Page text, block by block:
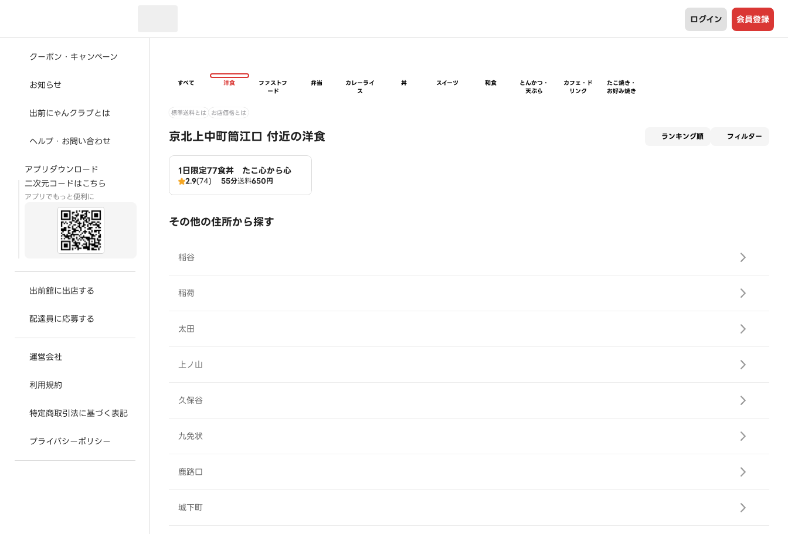
ログイン 会員登録
クーポン・キャンペーン
お知らせ
出前にゃんクラブとは
ヘルプ・お問い合わせ
アプリダウンロード
二次元コードはこちら
アプリでもっと便利に
出前館に出店する
配達員に応募する
運営会社
利用規約
特定商取引法に基づく表記
プライバシーポリシー
すべて 洋食
ファストフ
ード
弁当
カレーライ
ス
丼 スイーツ 和食
とんかつ・
天ぷら
カフェ・ド
リンク
たこ焼き・
お好み焼き
標準送料とは お店価格とは
京北上中町筒江口 付近の洋食 ランキング順 フィルター
1日限定77食丼 たこ心から心
2.9(74) 55分送料650円
その他の住所から探す
稲谷
稲荷
太田
上ノ山
久保谷
九免状
鹿路口
城下町